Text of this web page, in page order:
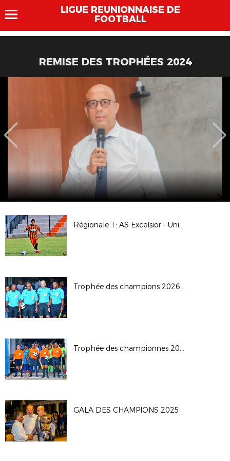
LIGUE REUNIONNAISE DE
FOOTBALL
REMISE DES TROPHÉES 2024
Régionale 1: AS Excelsior - Union Sporting Bénédictine
Trophée des champions 2026: JS Saint Pierroise - AS Jeanne D'Arc
Trophée des championnes 2026
GALA DES CHAMPIONS 2025